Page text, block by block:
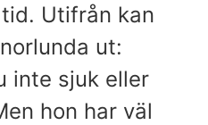
tid. Utifrån kan
ut:
inte sjuk eller
hon har väl